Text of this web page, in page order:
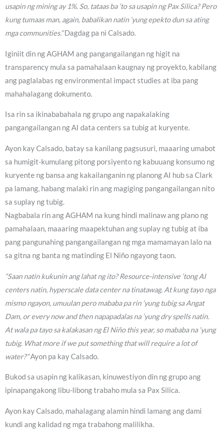
usapin ng mining ay 1%. So, tataas ba ‘to sa usapin ng Pax Silica? Pero
kung tumaas man, again, babalikan natin ‘yung epekto dun sa ating
mga communities.”Dagdag pa ni Calsado.
Iginiit din ng AGHAM ang pangangailangan ng higit na
transparency mula sa pamahalaan kaugnay ng proyekto, kabilang
ang paglalabas ng environmental impact studies at iba pang
mahahalagang dokumento.
Isa rin sa ikinababahala ng grupo ang napakalaking
pangangailangan ng AI data centers sa tubig at kuryente.
Ayon kay Calsado, batay sa kanilang pagsusuri, maaaring umabot
sa humigit-kumulang pitong porsiyento ng kabuuang konsumo ng
kuryente ng bansa ang kakailanganin ng planong AI hub sa Clark
pa lamang, habang malaki rin ang magiging pangangailangan nito
sa suplay ng tubig.
Nagbabala rin ang AGHAM na kung hindi malinaw ang plano ng
pamahalaan, maaaring maapektuhan ang suplay ng tubig at iba
pang pangunahing pangangailangan ng mga mamamayan lalo na
sa gitna ng banta ng matinding El Niño ngayong taon.
“Saan natin kukunin ang lahat ng ito? Resource-intensive ‘tong AI
centers natin, hyperscale data center na tinatawag. At kung tayo nga
mismo ngayon, umuulan pero mababa pa rin ‘yung tubig sa Angat
Dam, or every now and then napapadalas na ‘yung dry spells natin.
At wala pa tayo sa kalakasan ng El Niño this year, so mababa na ‘yung
tubig. What more if we put something that will require a lot of
water?”Ayon pa kay Calsado.
Bukod sa usapin ng kalikasan, kinuwestiyon din ng grupo ang
ipinapangakong libu-libong trabaho mula sa Pax Silica.
Ayon kay Calsado, mahalagang alamin hindi lamang ang dami
kundi ang kalidad ng mga trabahong malilikha.